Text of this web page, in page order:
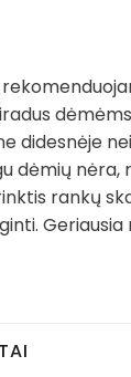
didesnėje
dėmių nėra,
rankų